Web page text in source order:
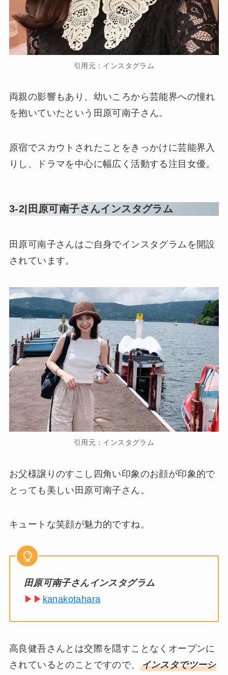
引用元：インスタグラム
両親の影響もあり、幼いころから芸能界への憧れ
を抱いていたという田原可南子さん。
原宿でスカウトされたことをきっかけに芸能界入
りし、ドラマを中心に幅広く活動する注目女優。
3-2|田原可南子さんインスタグラム
田原可南子さんはご自身でインスタグラムを開設
されています。
引用元：インスタグラム
お父様譲りのすこし四角い印象のお顔が印象的で
とっても美しい田原可南子さん。
キュートな笑顔が魅力的ですね。
田原可南子さんインスタグラム
▶▶ kanakotahara
高良健吾さんとは交際を隠すことなくオープンに
されているとのことですので、 インスタでツーシ